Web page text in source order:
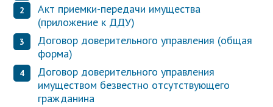
Акт приемки-передачи имущества
(приложение к ДДУ)
Договор доверительного управления (общая
форма)
Договор доверительного управления
имуществом безвестно отсутствующего
гражданина